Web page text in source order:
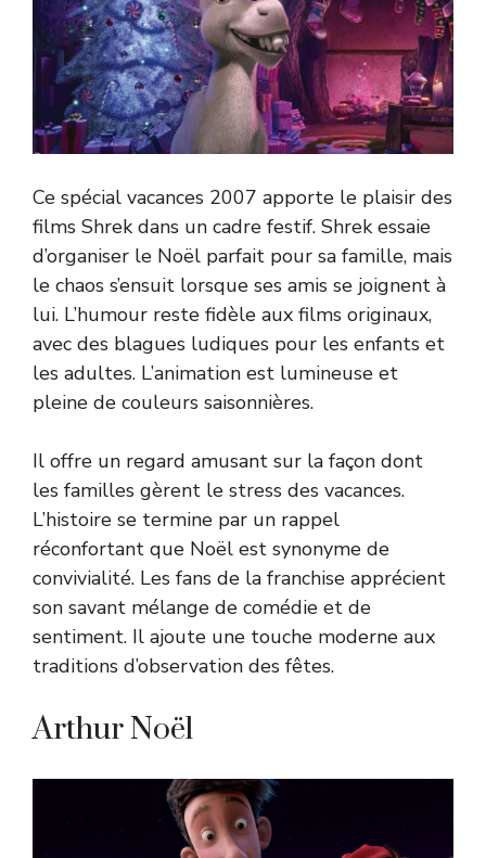
Ce spécial vacances 2007 apporte le plaisir des
films Shrek dans un cadre festif. Shrek essaie
d’organiser le Noël parfait pour sa famille, mais
le chaos s’ensuit lorsque ses amis se joignent à
lui. L’humour reste fidèle aux films originaux,
avec des blagues ludiques pour les enfants et
les adultes. L’animation est lumineuse et
pleine de couleurs saisonnières.
Il offre un regard amusant sur la façon dont
les familles gèrent le stress des vacances.
L’histoire se termine par un rappel
réconfortant que Noël est synonyme de
convivialité. Les fans de la franchise apprécient
son savant mélange de comédie et de
sentiment. Il ajoute une touche moderne aux
traditions d’observation des fêtes.
Arthur Noël